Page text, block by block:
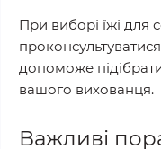
При виборі їжі для
допоможе
вашого вихованця.
Важливі